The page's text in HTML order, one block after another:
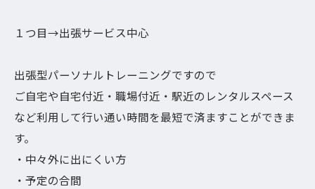
１つ目→出張サービス中心
出張型パーソナルトレーニングですので
ご自宅や自宅付近・職場付近・駅近のレンタルスペース
など利用して行い通い時間を最短で済ますことができま
す。
・中々外に出にくい方
・予定の合間